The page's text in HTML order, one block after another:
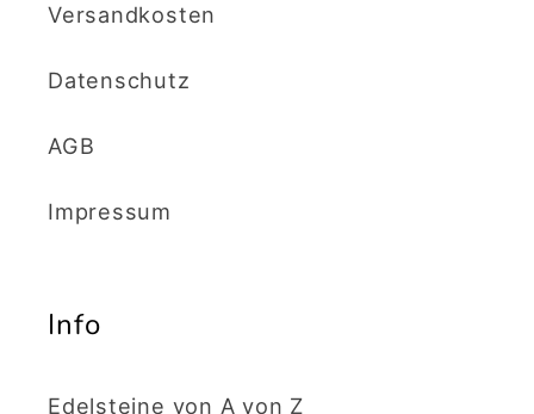
Versandkosten
Datenschutz
AGB
Impressum
Info
Edelsteine von A von Z